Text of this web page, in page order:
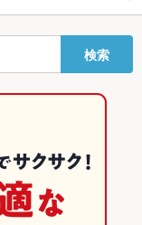
ご利用目的などお気軽
飲み放題あり！
検索